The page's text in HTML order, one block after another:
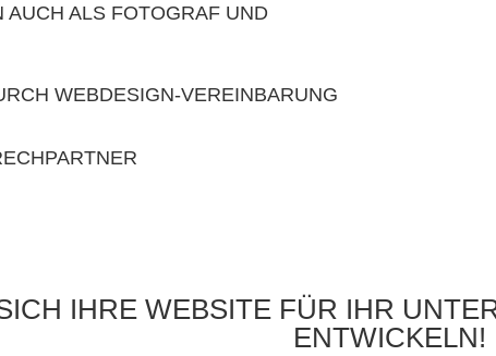
AUCH ALS FOTOGRAF UND
WEBDESIGN-VEREINBARUNG
IHRE WEBSITE FÜR IHR
ENTWICKELN!